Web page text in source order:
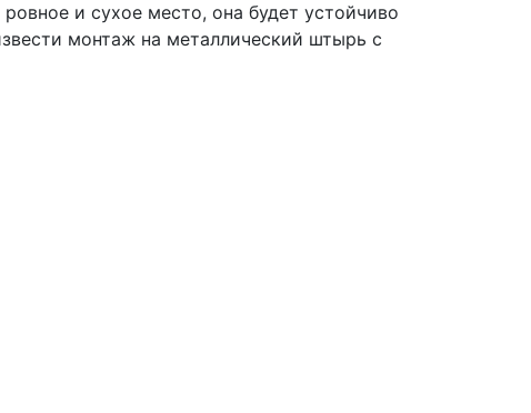
и сухое место, она будет устойчиво
монтаж на металлический штырь с